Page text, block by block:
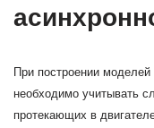
При построении моделей
необходимо учитывать
протекающих в